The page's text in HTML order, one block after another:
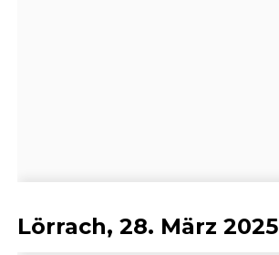
Lörrach, 28. März 2025